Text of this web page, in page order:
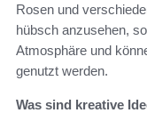
Rosen und
hübsch anzusehen,
Atmosphäre und
genutzt werden.
Was sind kreative